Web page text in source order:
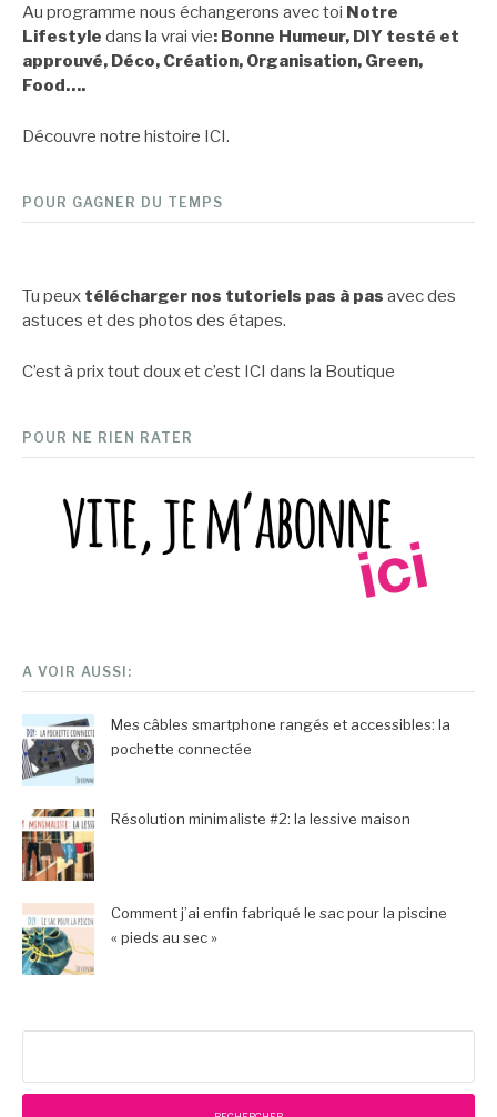
Au programme nous échangerons avec toi Notre
Lifestyle dans la vrai vie: Bonne Humeur, DIY testé et
approuvé, Déco, Création, Organisation, Green,
Food….
Découvre notre histoire ICI.
POUR GAGNER DU TEMPS
Tu peux télécharger nos tutoriels pas à pas avec des
astuces et des photos des étapes.
C’est à prix tout doux et c’est ICI dans la Boutique
POUR NE RIEN RATER
A VOIR AUSSI:
Mes câbles smartphone rangés et accessibles: la
pochette connectée
Résolution minimaliste #2: la lessive maison
Comment j’ai enfin fabriqué le sac pour la piscine
« pieds au sec »